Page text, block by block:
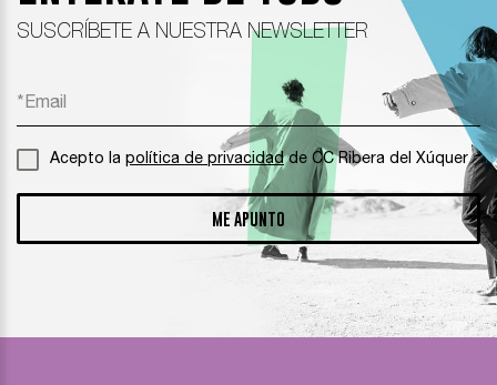
SUSCRÍBETE A NUESTRA NEWSLETTER
Acepto la política de privacidadde CC Ribera del Xúquer
ME APUNTO